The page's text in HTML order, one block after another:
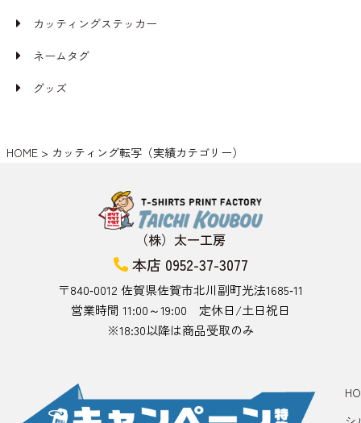
カッティングステッカー
ネームタグ
グッズ
HOME > カッティング転写（実績カテゴリー）
（株）太一工房
本店 0952-37-3077
〒840‑0012 佐賀県佐賀市北川副町光法1685‑11
営業時間 11:00～19:00 定休日/土日祝日
※18:30以降は商品受取のみ